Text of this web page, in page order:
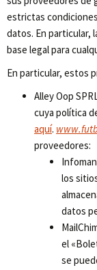
estrictas
datos. En particular,
base legal para
En particular, estos
Alley Oop
cuya política
aquí.
proveedores:
los
datos
el
se